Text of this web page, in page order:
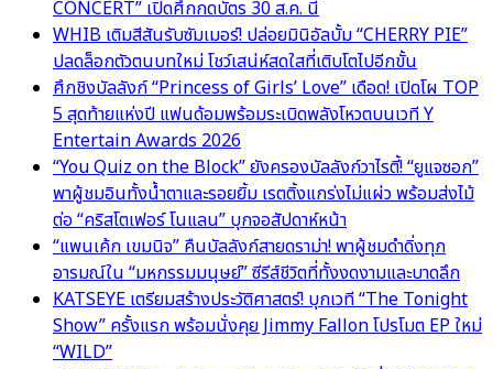
CONCERT” เปิดศึกกดบัตร 30 ส.ค. นี้
WHIB เติมสีสันรับซัมเมอร์! ปล่อยมินิอัลบั้ม “CHERRY PIE”
ปลดล็อกตัวตนบทใหม่ โชว์เสน่ห์สดใสที่เติบโตไปอีกขั้น
ศึกชิงบัลลังก์ “Princess of Girls’ Love” เดือด! เปิดโผ TOP
5 สุดท้ายแห่งปี แฟนด้อมพร้อมระเบิดพลังโหวตบนเวที Y
Entertain Awards 2026
“You Quiz on the Block” ยังครองบัลลังก์วาไรตี้! “ยูแจซอก”
พาผู้ชมอินทั้งน้ำตาและรอยยิ้ม เรตติ้งแกร่งไม่แผ่ว พร้อมส่งไม้
ต่อ “คริสโตเฟอร์ โนแลน” บุกจอสัปดาห์หน้า
“แพนเค้ก เขมนิจ” คืนบัลลังก์สายดราม่า! พาผู้ชมดำดิ่งทุก
อารมณ์ใน “มหกรรมมนุษย์” ซีรีส์ชีวิตที่ทั้งงดงามและบาดลึก
KATSEYE เตรียมสร้างประวัติศาสตร์! บุกเวที “The Tonight
Show” ครั้งแรก พร้อมนั่งคุย Jimmy Fallon โปรโมต EP ใหม่
“WILD”